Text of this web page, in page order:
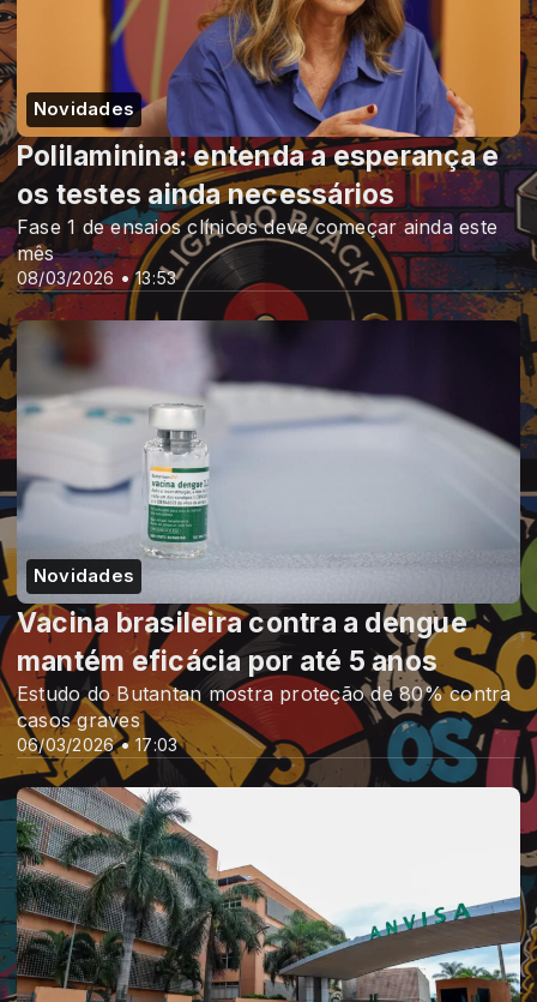
Novidades
08/03/2026 • 13:53
Polilaminina: entenda a esperança e
os testes ainda necessários
Fase 1 de ensaios clínicos deve começar ainda este
mês
Novidades
06/03/2026 • 17:03
Vacina brasileira contra a dengue
mantém eficácia por até 5 anos
Estudo do Butantan mostra proteção de 80% contra
casos graves